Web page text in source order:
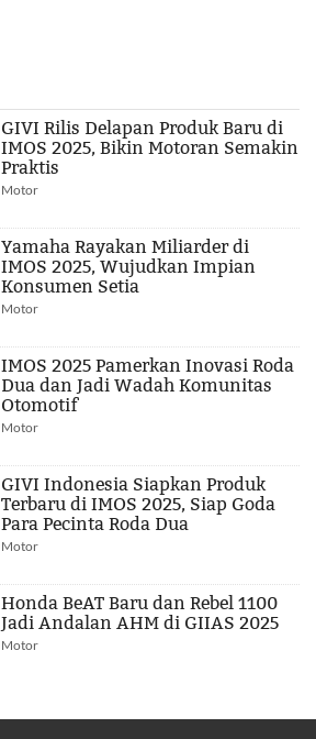
GIVI Rilis Delapan Produk Baru di
IMOS 2025, Bikin Motoran Semakin
Praktis
Motor
Yamaha Rayakan Miliarder di
IMOS 2025, Wujudkan Impian
Konsumen Setia
Motor
IMOS 2025 Pamerkan Inovasi Roda
Dua dan Jadi Wadah Komunitas
Otomotif
Motor
GIVI Indonesia Siapkan Produk
Terbaru di IMOS 2025, Siap Goda
Para Pecinta Roda Dua
Motor
Honda BeAT Baru dan Rebel 1100
Jadi Andalan AHM di GIIAS 2025
Motor